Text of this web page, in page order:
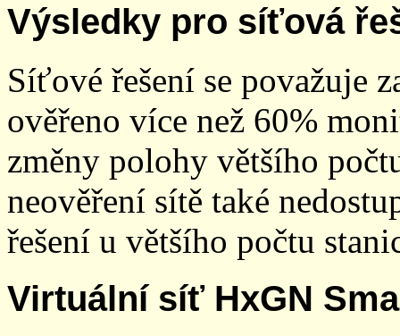
Výsledky pro síťová
Síťové řešení se považuje
ověřeno více než 60%
změny polohy většího
neověření sítě také
řešení u většího počtu
Virtuální síť HxGN